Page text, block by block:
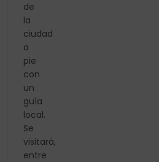
de
la
ciudad
a
pie
con
un
guía
local.
Se
visitará,
entre